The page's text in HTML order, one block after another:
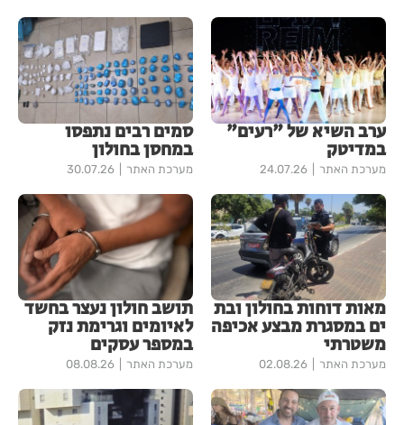
ערב השיא של "רעים"
במדיטק
מערכת האתר 24.07.26
סמים רבים נתפסו
במחסן בחולון
מערכת האתר 30.07.26
מאות דוחות בחולון ובת
ים במסגרת מבצע אכיפה
משטרתי
מערכת האתר 02.08.26
תושב חולון נעצר בחשד
לאיומים וגרימת נזק
במספר עסקים
מערכת האתר 08.08.26